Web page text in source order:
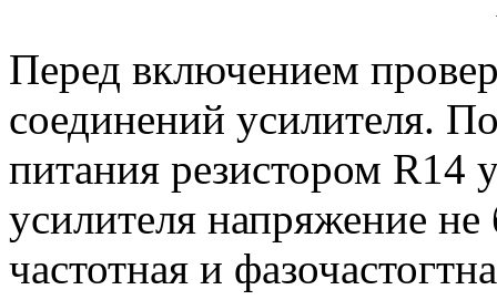
Перед включением
соединений усилителя.
питания резистором R14
усилителя напряжение
частотная и